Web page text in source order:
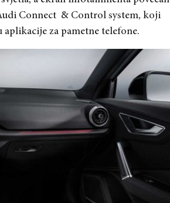
Connect & Control system, koji
za pametne telefone.